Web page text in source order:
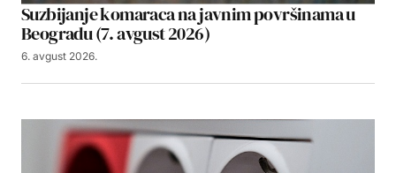
Suzbijanje komaraca na javnim površinama u
Beogradu (7. avgust 2026)
6. avgust 2026.